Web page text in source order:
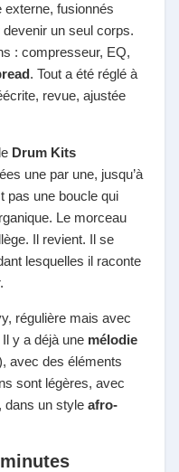
fusionnés
un seul corps.
: compresseur, EQ,
. Tout a été réglé à
revue, ajustée
Drum Kits
une par une, jusqu’à
pas une boucle qui
Le morceau
Il revient. Il se
lesquelles il raconte
régulière mais avec
y a déjà une mélodie
avec des éléments
sont légères, avec
dans un style afro-